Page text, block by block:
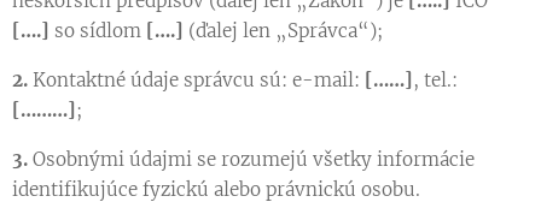
[….] so sídlom [….] (ďalej len „Správca“);
2. Kontaktné údaje správcu sú: e-mail: [……] , tel.:
[………] ;
3. Osobnými údajmi se rozumejú všetky informácie
identifikujúce fyzickú alebo právnickú osobu.